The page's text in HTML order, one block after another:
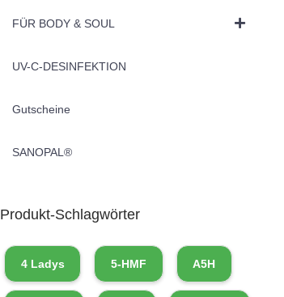
FÜR BODY & SOUL
UV-C-DESINFEKTION
Gutscheine
SANOPAL®
Produkt-Schlagwörter
4 Ladys 5-HMF A5H